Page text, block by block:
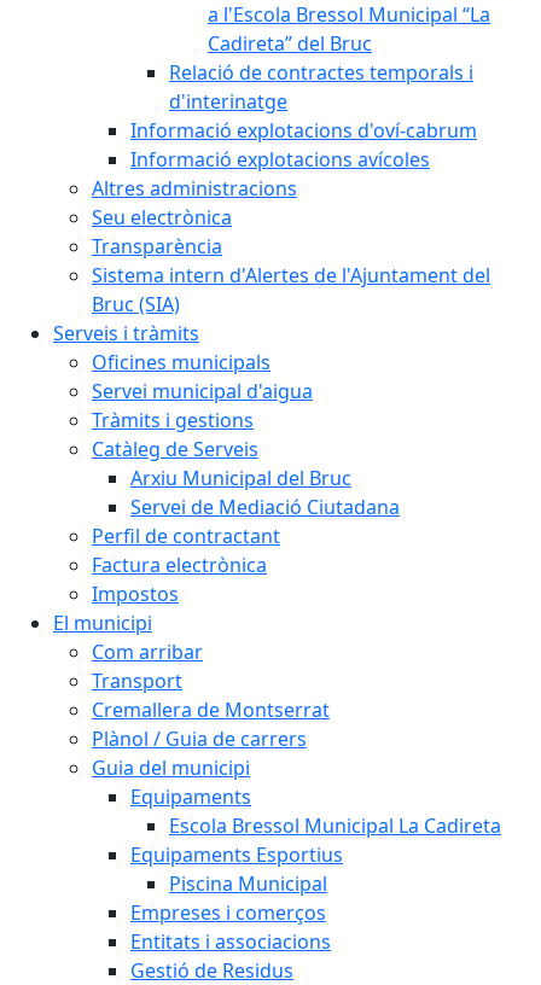
a l'Escola Bressol Municipal “La
Cadireta” del Bruc
Relació de contractes temporals i
d'interinatge
Informació explotacions d'oví-cabrum
Informació explotacions avícoles
Altres administracions
Seu electrònica
Transparència
Sistema intern d'Alertes de l'Ajuntament del
Bruc (SIA)
Serveis i tràmits
Oficines municipals
Servei municipal d'aigua
Tràmits i gestions
Catàleg de Serveis
Arxiu Municipal del Bruc
Servei de Mediació Ciutadana
Perfil de contractant
Factura electrònica
Impostos
El municipi
Com arribar
Transport
Cremallera de Montserrat
Plànol / Guia de carrers
Guia del municipi
Equipaments
Escola Bressol Municipal La Cadireta
Equipaments Esportius
Piscina Municipal
Empreses i comerços
Entitats i associacions
Gestió de Residus